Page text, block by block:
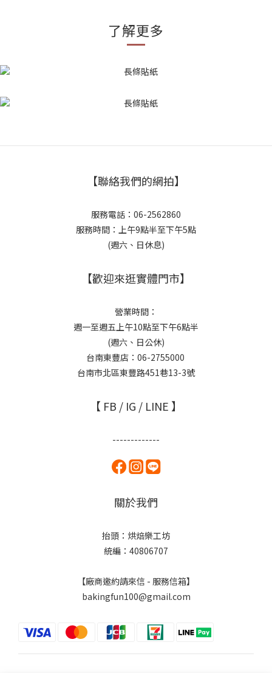
了解更多
【聯絡我們的網拍】
服務電話：06-2562860
服務時間：上午9點半至下午5點
(週六、日休息)
【歡迎來逛實體門市】
營業時間：
週一至週五上午10點至下午6點半
(週六、日公休)
台南東豐店：06-2755000
台南市北區東豐路451巷13-3號
【 FB / IG / LINE 】
-------------
關於我們
抬頭：烘焙樂工坊
統編：40806707
【廠商邀約請來信 - 服務信箱】
bakingfun100@gmail.com